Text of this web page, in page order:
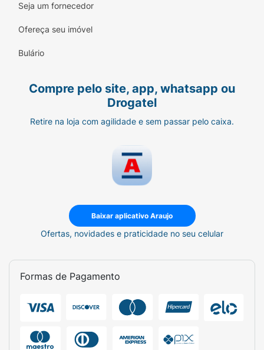
Seja um fornecedor
Ofereça seu imóvel
Bulário
Compre pelo site, app, whatsapp ou
Drogatel
Retire na loja com agilidade e sem passar pelo caixa.
Baixar aplicativo Araujo
Ofertas, novidades e praticidade no seu celular
Formas de Pagamento